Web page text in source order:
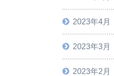
2023年4月
2023年3月
2023年2月